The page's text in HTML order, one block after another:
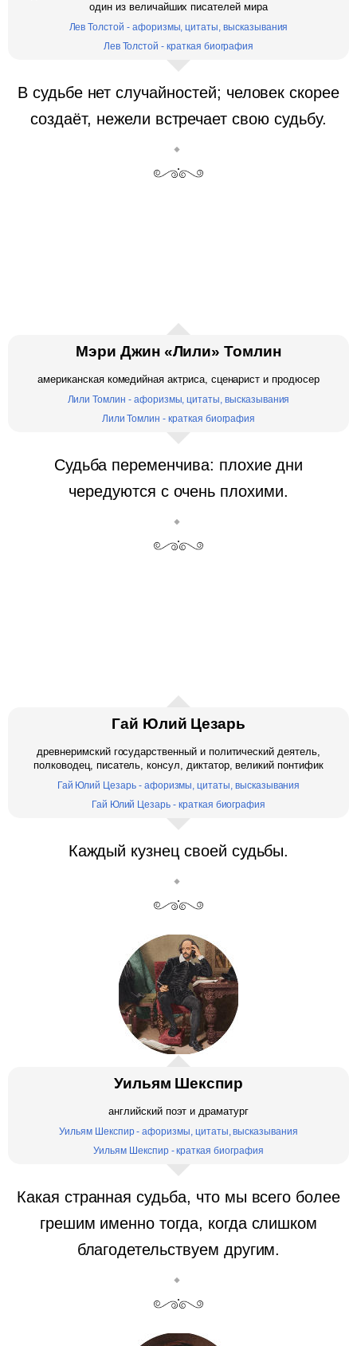
один из величайших писателей мира
Лев Толстой - афоризмы, цитаты, высказывания
Лев Толстой - краткая биография
В судьбе нет случайностей; человек скорее
создаёт, нежели встречает свою судьбу.
Мэри Джин «Лили» Томлин
американская комедийная актриса, сценарист и продюсер
Лили Томлин - афоризмы, цитаты, высказывания
Лили Томлин - краткая биография
Судьба переменчива: плохие дни
чередуются с очень плохими.
Гай Юлий Цезарь
древнеримский государственный и политический деятель,
полководец, писатель, консул, диктатор, великий понтифик
Гай Юлий Цезарь - афоризмы, цитаты, высказывания
Гай Юлий Цезарь - краткая биография
Каждый кузнец своей судьбы.
Уильям Шекспир
английский поэт и драматург
Уильям Шекспир - афоризмы, цитаты, высказывания
Уильям Шекспир - краткая биография
Какая странная судьба, что мы всего более
грешим именно тогда, когда слишком
благодетельствуем другим.